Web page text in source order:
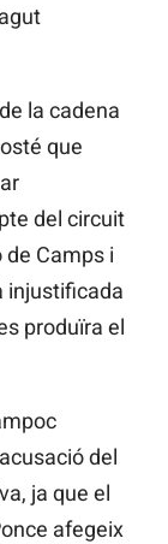
la cadena
que
del circuit
Camps i
injustificada
produïra el
del
ja que el
afegeix